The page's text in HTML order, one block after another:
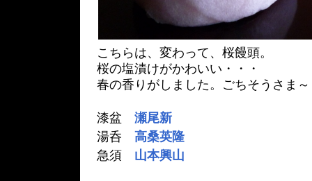
こちらは、変わって、桜饅頭。
桜の塩漬けがかわいい・・・
春の香りがしました。ごちそうさま
漆盆 瀬尾新
湯呑 高桑英隆
急須 山本興山